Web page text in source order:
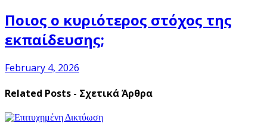
Ποιος ο κυριότερος στόχος της
εκπαίδευσης;
February 4, 2026
Related Posts - Σχετικά Άρθρα